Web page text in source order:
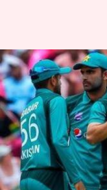
विश्व कप
संभावित
इस टीम
लेखन मोहम्मद वाहिद
क्या है खबर?